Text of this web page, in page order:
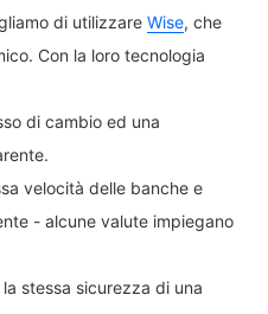
di utilizzare Wise, che
Con la loro tecnologia
di cambio ed una
velocità delle banche e
- alcune valute impiegano
stessa sicurezza di una